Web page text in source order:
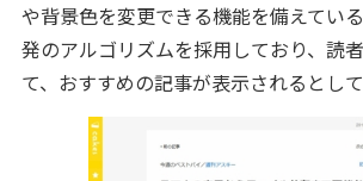
や背景色を変更できる機能を備えてい
発のアルゴリズムを採用しており、読
て、おすすめの記事が表示されるとして